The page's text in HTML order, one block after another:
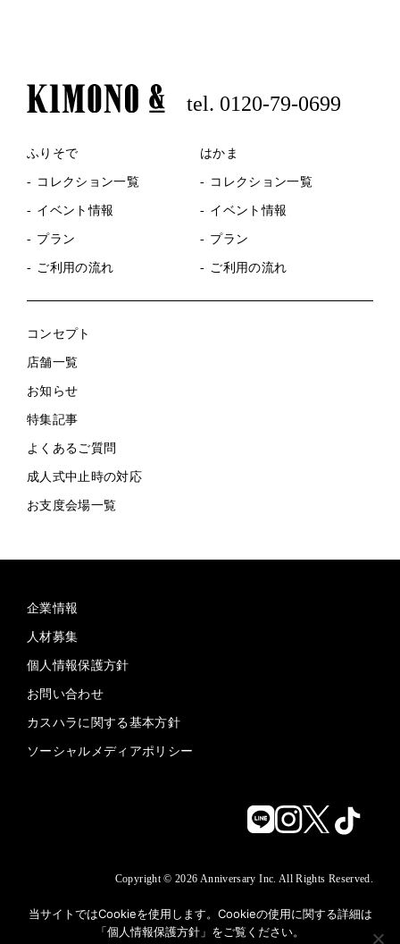
tel. 0120-79-0699
ふりそで
コレクション一覧
イベント情報
プラン
ご利用の流れ
はかま
コレクション一覧
イベント情報
プラン
ご利用の流れ
コンセプト
店舗一覧
お知らせ
特集記事
よくあるご質問
成人式中止時の対応
お支度会場一覧
企業情報
人材募集
個人情報保護方針
お問い合わせ
カスハラに関する基本方針
ソーシャルメディアポリシー
Copyright © 2026 Anniversary Inc. All Rights Reserved.
当サイトではCookieを使用します。Cookieの使用に関する詳細は
「個人情報保護方針 」をご覧ください。